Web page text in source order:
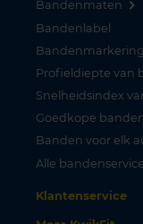
Bandenmaten
Bandenlabel
Profieldiepte van
Snelheidsindex
Goedkope
Banden voor elk
Alle
Klantenservice